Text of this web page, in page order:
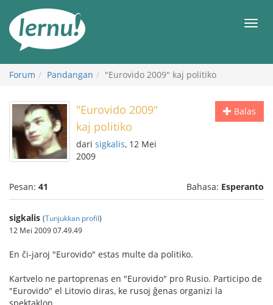
daftar
Forum Pandangan "Eurovido 2009" kaj politiko
Balas
"Eurovido 2009"
kaj politiko
dari sigkalis, 12 Mei
2009
Pesan: 41 Bahasa: Esperanto
sigkalis (Tunjukkan profil)
12 Mei 2009 07.49.49
En ĉi-jaroj "Eurovido" estas multe da politiko.
Kartvelo ne partoprenas en "Eurovido" pro Rusio. Participo de
"Eurovido" el Litovio diras, ke rusoj ĝenas organizi la